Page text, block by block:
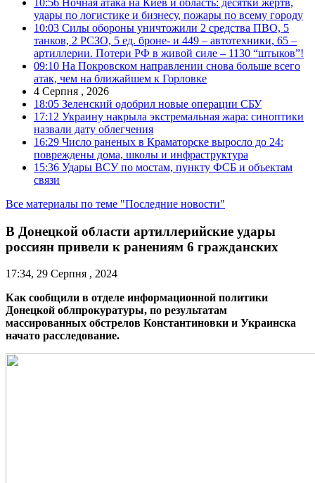
удары по логистике и бизнесу, пожары по всему городу
10:03 Силы обороны уничтожили 2 средства ПВО, 5
танков, 2 РСЗО, 5 ед. броне- и 449 – автотехники, 65 –
артиллерии. Потери РФ в живой силе – 1130 “штыков”!
09:10 На Покровском направлении снова больше всего
атак, чем на ближайшем к Горловке
4 Серпня , 2026
18:05 Зеленский одобрил новые операции СБУ
17:12 Украину накрыла экстремальная жара: синоптики
назвали дату облегчения
16:29 Число раненых в Краматорске выросло до 24:
повреждены дома, школы и инфраструктура
15:36 Удары ВСУ по мостам, пункту ФСБ и объектам
связи
Все материалы по теме "Последние новости"
В Донецкой области артиллерийские удары
россиян привели к ранениям 6 гражданских
17:34, 29 Серпня , 2024
Как сообщили в отделе информационной политики
Донецкой облпрокуратуры, по результатам
массированных обстрелов Константиновки и Украинска
начато расследование.